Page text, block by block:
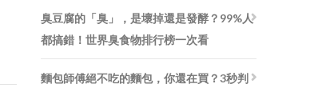
臭豆腐的「臭」，是壞掉還是發酵？99%人
都搞錯！世界臭食物排行榜一次看
麵包師傅絕不吃的麵包，你還在買？3秒判